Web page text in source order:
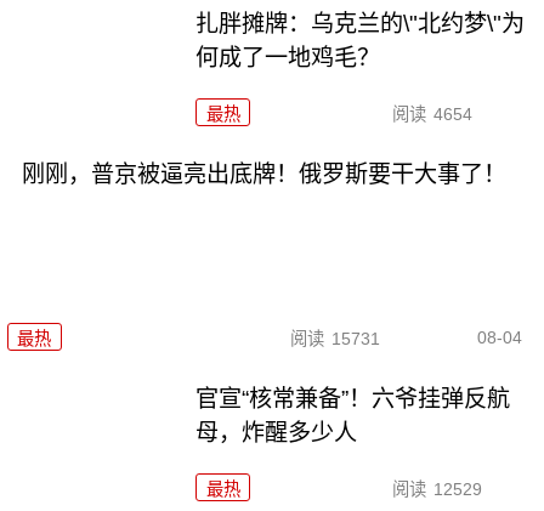
扎胖摊牌：乌克兰的\"北约梦\"为
何成了一地鸡毛？
最热 阅读 4654
刚刚，普京被逼亮出底牌！俄罗斯要干大事了！
最热 阅读 15731 08-04
官宣“核常兼备”！六爷挂弹反航
母，炸醒多少人
最热 阅读 12529